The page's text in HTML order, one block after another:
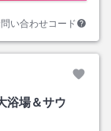
い合わせコード
浴場＆サウ